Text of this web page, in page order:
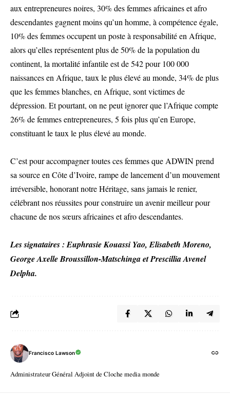
aux entrepreneures noires, 30% des femmes africaines et afro
descendantes gagnent moins qu’un homme, à compétence égale,
10% des femmes occupent un poste à responsabilité en Afrique,
alors qu’elles représentent plus de 50% de la population du
continent, la mortalité infantile est de 542 pour 100 000
naissances en Afrique, taux le plus élevé au monde, 34% de plus
que les femmes blanches, en Afrique, sont victimes de
dépression. Et pourtant, on ne peut ignorer que l’Afrique compte
26% de femmes entrepreneures, 5 fois plus qu’en Europe,
constituant le taux le plus élevé au monde.
C’est pour accompagner toutes ces femmes que ADWIN prend
sa source en Côte d’Ivoire, rampe de lancement d’un mouvement
irréversible, honorant notre Héritage, sans jamais le renier,
célébrant nos réussites pour construire un avenir meilleur pour
chacune de nos sœurs africaines et afro descendantes.
Les signataires : Euphrasie Kouassi Yao, Elisabeth Moreno,
George Axelle Broussillon-Matschinga et Prescillia Avenel
Delpha.
Francisco Lawson
Administrateur Général Adjoint de Cloche media monde